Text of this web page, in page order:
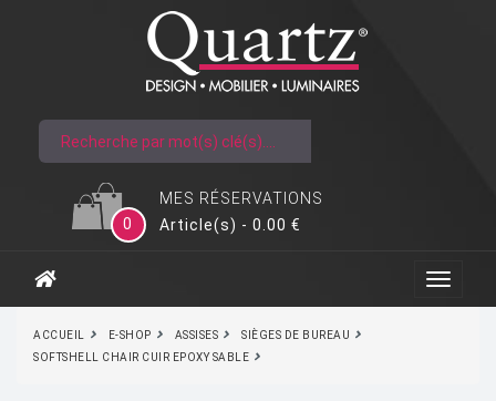
MES RÉSERVATIONS
0
Article(s) - 0.00 €
ACCUEIL E-SHOP ASSISES
SIÈGES DE BUREAU
SOFTSHELL CHAIR CUIR EPOXY SABLE